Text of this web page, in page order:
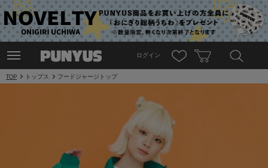
ログイン
TOP トップス フードジャージトップ